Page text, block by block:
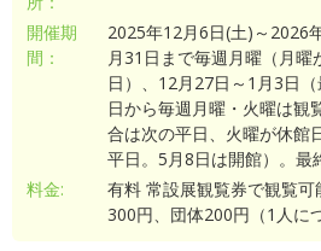
開催期
間：
2025年12月6日(土)～2026
月31日まで毎週月曜（月
日）、12月27日～1月3日
日から毎週月曜・火曜は観
合は次の平日、火曜が休館
平日。5月8日は開館）。最
料金:
有料 常設展観覧券で観覧
300円、団体200円（1人に